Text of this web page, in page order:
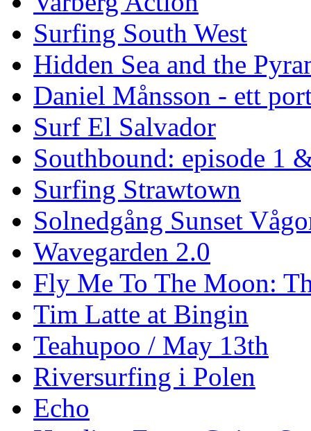
Surfing South West
Hidden Sea and the
Daniel Månsson - ett
Surf El Salvador
Southbound: episode 1
Surfing Strawtown
Solnedgång Sunset
Wavegarden 2.0
Fly Me To The Moon:
Tim Latte at Bingin
Teahupoo / May 13th
Riversurfing i Polen
Echo